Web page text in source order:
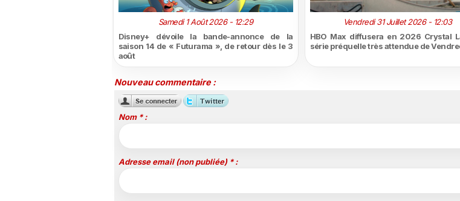
Samedi 1 Août 2026 - 12:29
Disney+ dévoile la bande-annonce de la
saison 14 de « Futurama », de retour dès le 3
août
Vendredi 31 Juillet 2026 - 12:03
HBO Max diffusera en 2026 Crystal
série préquelle très attendue de
Nouveau commentaire :
Nom * :
Adresse email (non publiée) * :